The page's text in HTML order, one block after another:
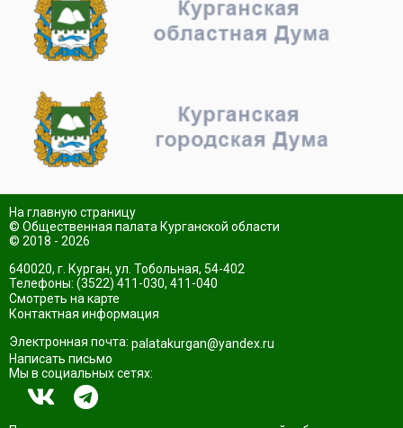
На главную страницу
© Общественная палата Курганской области
© 2018 - 2026
640020, г. Курган, ул. Тобольная, 54-402
Телефоны: (3522) 411-030, 411-040
Смотреть на карте
Контактная информация
Электронная почта: palatakurgan@yandex.ru
Написать письмо
Мы в социальных сетях: